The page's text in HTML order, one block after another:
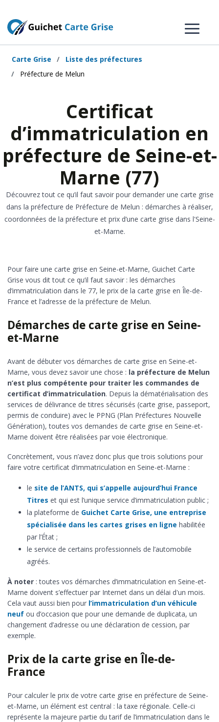
Carte Grise
Liste des préfectures
Préfecture de Melun
Certificat
d’immatriculation en
préfecture de Seine-et-
Marne (77)
Découvrez tout ce qu’il faut savoir pour demander une carte grise
dans la préfecture de Préfecture de Melun : démarches à réaliser,
coordonnées de la préfecture et prix d’une carte grise dans l'Seine-
et-Marne.
Pour faire une carte grise en Seine-et-Marne, Guichet Carte
Grise vous dit tout ce qu’il faut savoir : les démarches
d’immatriculation dans le 77, le prix de la carte grise en Île-de-
France et l’adresse de la préfecture de Melun.
Démarches de carte grise en Seine-
et-Marne
Avant de débuter vos démarches de carte grise en Seine-et-
Marne, vous devez savoir une chose : la préfecture de Melun
n’est plus compétente pour traiter les commandes de
certificat d’immatriculation. Depuis la dématérialisation des
services de délivrance de titres sécurisés (carte grise, passeport,
permis de conduire) avec le PPNG (Plan Préfectures Nouvelle
Génération), toutes vos demandes de carte grise en Seine-et-
Marne doivent être réalisées par voie électronique.
Concrètement, vous n’avez donc plus que trois solutions pour
faire votre certificat d’immatriculation en Seine-et-Marne :
le site de l’ANTS, qui s’appelle aujourd’hui France
Titres et qui est l’unique service d’immatriculation public ;
la plateforme de Guichet Carte Grise, une entreprise
spécialisée dans les cartes grises en ligne habilitée
par l’État ;
le service de certains professionnels de l’automobile
agréés.
À noter : toutes vos démarches d’immatriculation en Seine-et-
Marne doivent s’effectuer par Internet dans un délai d'un mois.
Cela vaut aussi bien pour l’immatriculation d’un véhicule
neuf ou d’occasion que pour une demande de duplicata, un
changement d’adresse ou une déclaration de cession, par
exemple.
Prix de la carte grise en Île-de-
France
Pour calculer le prix de votre carte grise en préfecture de Seine-
et-Marne, un élément est central : la taxe régionale. Celle-ci
représente la majeure partie du tarif de l’immatriculation dans le